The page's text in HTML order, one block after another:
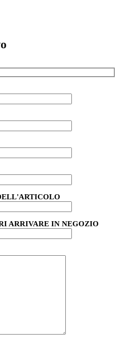
ARRIVARE IN NEGOZIO